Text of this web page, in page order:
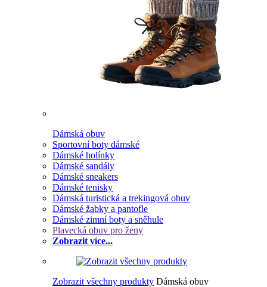
Dámská obuv
Sportovní boty dámské
Dámské holínky
Dámské sandály
Dámské sneakers
Dámské tenisky
Dámská turistická a trekingová obuv
Dámské žabky a pantofle
Dámské zimní boty a sněhule
Plavecká obuv pro ženy
Zobrazit více...
Zobrazit všechny produkty Dámská obuv